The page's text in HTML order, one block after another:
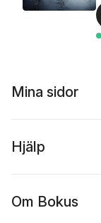
Mina sidor
Hjälp
Om Bokus